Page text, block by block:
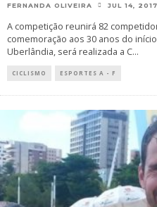
FERNANDA OLIVEIRA JUL 14, 2017
A competição reunirá 82
comemoração aos 30 anos do
Uberlândia, será realizada a C...
CICLISMO ESPORTES A - F